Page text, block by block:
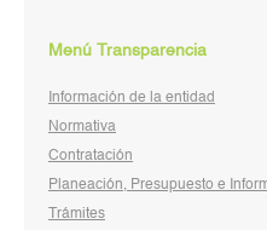
Menú Transparencia
Información de la entidad
Normativa
Contratación
Planeación, Presupuesto e
Trámites